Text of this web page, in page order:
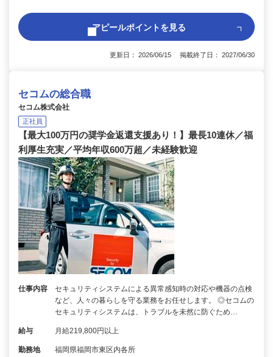
アピールポイントを見る
更新日： 2026/06/15 掲載終了日： 2027/06/30
セコムの総合職
セコム株式会社
正社員
【最大100万円の奨学金返還支援あり！】最長10連休／福
利厚生充実／平均年収600万超／未経験歓迎
仕事内容
セキュリティシステムによる異常感知時の対応や機器の点検
など、人々の暮らしを守る業務をお任せします。 ◎セコムの
セキュリティシステムは、トラブルを未然に防ぐため…
給与 月給219,800円以上
勤務地 福岡県福岡市東区内各所